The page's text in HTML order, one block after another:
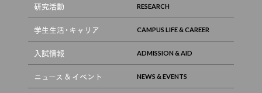
研究活動
学生生活・キャリア
入試情報
ニュース & イベント